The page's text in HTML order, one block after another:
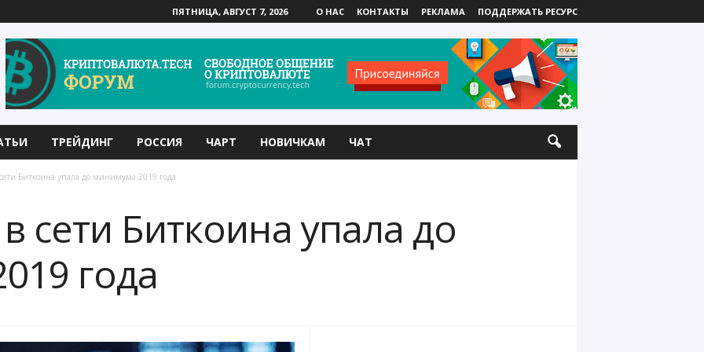
ПЯТНИЦА, АВГУСТ 7, 2026 О НАС КОНТАКТЫ РЕКЛАМА ПОДДЕРЖАТЬ РЕСУРС
ТРЕЙДИНГ РОССИЯ ЧАРТ НОВИЧКАМ ЧАТ
Биткоина упала до минимума 2019 года
сети Биткоина упала до
года